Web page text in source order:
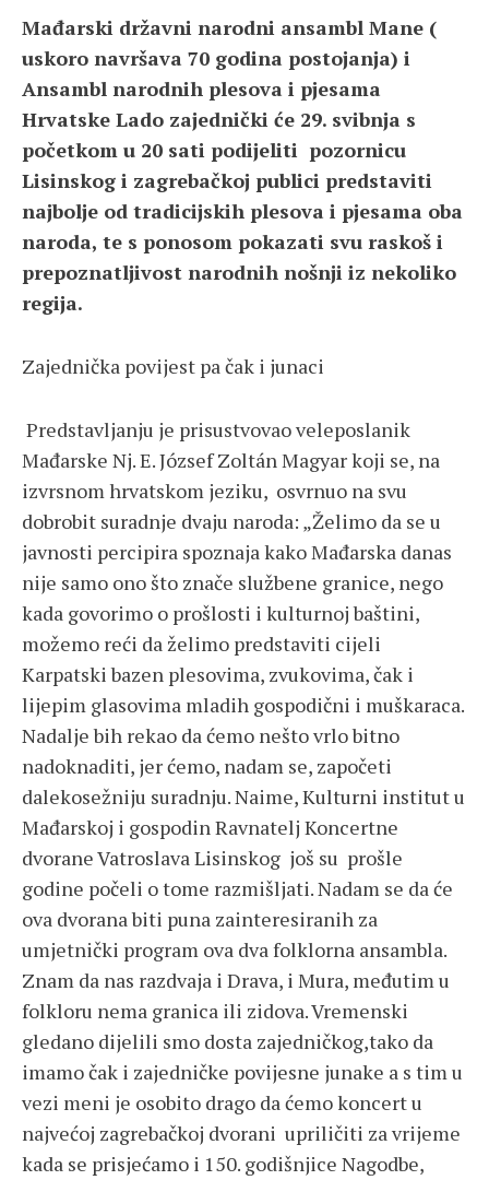
Mađarski državni narodni ansambl Mane (
uskoro navršava 70 godina postojanja) i
Ansambl narodnih plesova i pjesama
Hrvatske Lado zajednički će 29. svibnja s
početkom u 20 sati podijeliti pozornicu
Lisinskog i zagrebačkoj publici predstaviti
najbolje od tradicijskih plesova i pjesama oba
naroda, te s ponosom pokazati svu raskoš i
prepoznatljivost narodnih nošnji iz nekoliko
regija.
Zajednička povijest pa čak i junaci
Predstavljanju je prisustvovao veleposlanik
Mađarske Nj. E. József Zoltán Magyar koji se, na
izvrsnom hrvatskom jeziku, osvrnuo na svu
dobrobit suradnje dvaju naroda: „Želimo da se u
javnosti percipira spoznaja kako Mađarska danas
nije samo ono što znače službene granice, nego
kada govorimo o prošlosti i kulturnoj baštini,
možemo reći da želimo predstaviti cijeli
Karpatski bazen plesovima, zvukovima, čak i
lijepim glasovima mladih gospodični i muškaraca.
Nadalje bih rekao da ćemo nešto vrlo bitno
nadoknaditi, jer ćemo, nadam se, započeti
dalekosežniju suradnju. Naime, Kulturni institut u
Mađarskoj i gospodin Ravnatelj Koncertne
dvorane Vatroslava Lisinskog još su prošle
godine počeli o tome razmišljati. Nadam se da će
ova dvorana biti puna zainteresiranih za
umjetnički program ova dva folklorna ansambla.
Znam da nas razdvaja i Drava, i Mura, međutim u
folkloru nema granica ili zidova. Vremenski
gledano dijelili smo dosta zajedničkog,tako da
imamo čak i zajedničke povijesne junake a s tim u
vezi meni je osobito drago da ćemo koncert u
najvećoj zagrebačkoj dvorani upriličiti za vrijeme
kada se prisjećamo i 150. godišnjice Nagodbe,